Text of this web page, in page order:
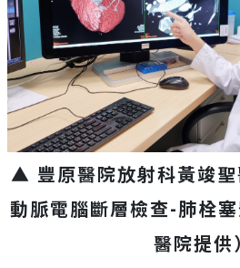
▲ 豐原醫院放射科黃竣
動脈電腦斷層檢查-肺栓
醫院提供）